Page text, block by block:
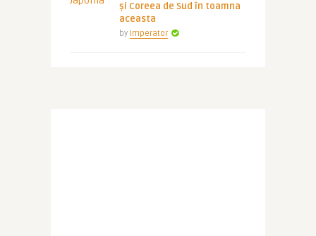
și Coreea de Sud în toamna
aceasta
by Imperator